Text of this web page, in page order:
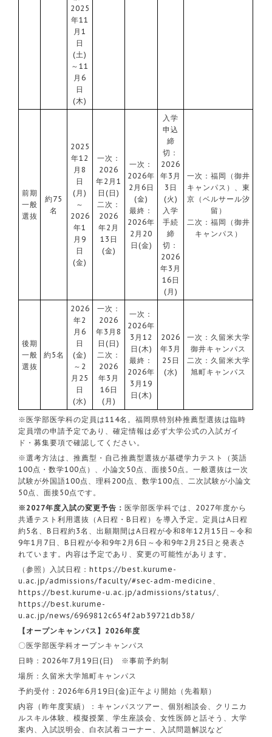
2025
年11
月1
日
(土)
～11
月6
日
(木)
前期
一般
選抜
約75
名
2025
年12
月8
日
(月)
～
2026
年1
月9
日
(金)
一次：
2026
年2月1
日(日)
二次：
2026
年2月
13日
(金)
一次：
2026年
2月6日
(金)
最終：
2026年
2月20
日(金)
入学
申込
締
切：
2026
年3月
3日
(火)
入学
手続
締
切：
2026
年3月
16日
(月)
一次：福岡（御井
キャンパス）、東
京（ベルサール汐
留）
二次：福岡（御井
キャンパス）
後期
一般
選抜
約5名
2026
年2
月6
日
(金)
～2
月25
日
(水)
一次：
2026
年3月8
日(日)
二次：
2026
年3月
16日
(月)
一次：
2026年
3月12
日(木)
最終：
2026年
3月19
日(木)
2026
年3月
25日
(水)
一次：久留米大学
御井キャンパス
二次：久留米大学
旭町キャンパス
※医学部医学科の定員は114名。福岡県特別枠推薦型選抜は臨時
定員増の申請予定であり、確定情報は必ず大学公式の入試ガイ
ド・募集要項で確認してください。
※選考方法は、推薦型・自己推薦型選抜が基礎学力テスト（英語
100点・数学100点）、小論文50点、面接50点。一般選抜は一次
試験が外国語100点、理科200点、数学100点、二次試験が小論文
50点、面接50点です。
※2027年度入試の変更予告：医学部医学科では、2027年度から
共通テスト利用選抜（A日程・B日程）を導入予定。定員はA日程
約5名、B日程約3名、出願期間はA日程が令和8年12月15日～令和
9年1月7日、B日程が令和9年2月6日～令和9年2月25日と発表さ
れています。内容は予定であり、変更の可能性があります。
（参照）入試日程：https://best.kurume-
u.ac.jp/admissions/faculty/#sec-adm-medicine
https://best.kurume-u.ac.jp/admissions/status/
https://best.kurume-
u.ac.jp/news/6969812c654f2ab39721db38/
【オープンキャンパス】2026年度
〇医学部医学科オープンキャンパス
日時：2026年7月19日(日) ※事前予約制
場所：久留米大学旭町キャンパス
予約受付：2026年6月19日(金)正午より開始（先着順）
内容（昨年度実績）：キャンパスツアー、個別相談会、クリニカ
ルスキル体験、模擬授業、学生座談会、女性医師と話そう、大学
案内、入試説明会、白衣試着コーナー、入試問題解説など